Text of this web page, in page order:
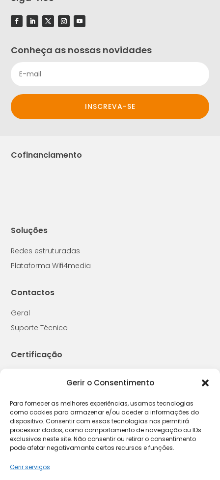
Gerir o Consentimento
Para fornecer as melhores experiências, usamos tecnologias
como cookies para armazenar e/ou aceder a informações do
dispositivo. Consentir com essas tecnologias nos permitirá
processar dados, como comportamento de navegação ou IDs
exclusivos neste site. Não consentir ou retirar o consentimento
pode afetar negativamante certos recursos e funções.
Gerir serviços
Conheça as nossas novidades
INSCREVA-SE
Cofinanciamento
Soluções
Redes estruturadas
Plataforma Wifi4media
Contactos
Geral
Suporte Técnico
Certificação
2026 © W4M